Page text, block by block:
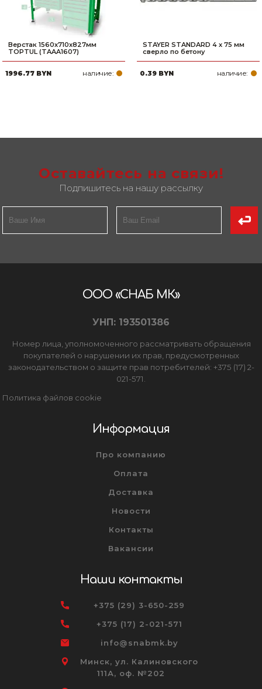
Верстак 1560x710x827мм
TOPTUL (TAAA1607)
1996.77 BYN наличие:
STAYER STANDARD 4 х 75 мм
сверло по бетону
0.39 BYN наличие:
Оставайтесь на связи!
Подпишитесь на нашу рассылку
ООО «СНАБ МК»
УНП: 193501386
Номер лица, уполномоченного рассматривать обращения
покупателей о нарушении их прав, предусмотренных
законодательством о защите прав потребителей: +375 (17) 2-
021-571.
Политика файлов cookie
Информация
Про компанию
Оплата
Доставка
Новости
Контакты
Вакансии
Наши контакты
+375 (29) 3-650-259
+375 (17) 2-021-571
info@snabmk.by
Минск, ул. Калиновского
111А, оф. №202